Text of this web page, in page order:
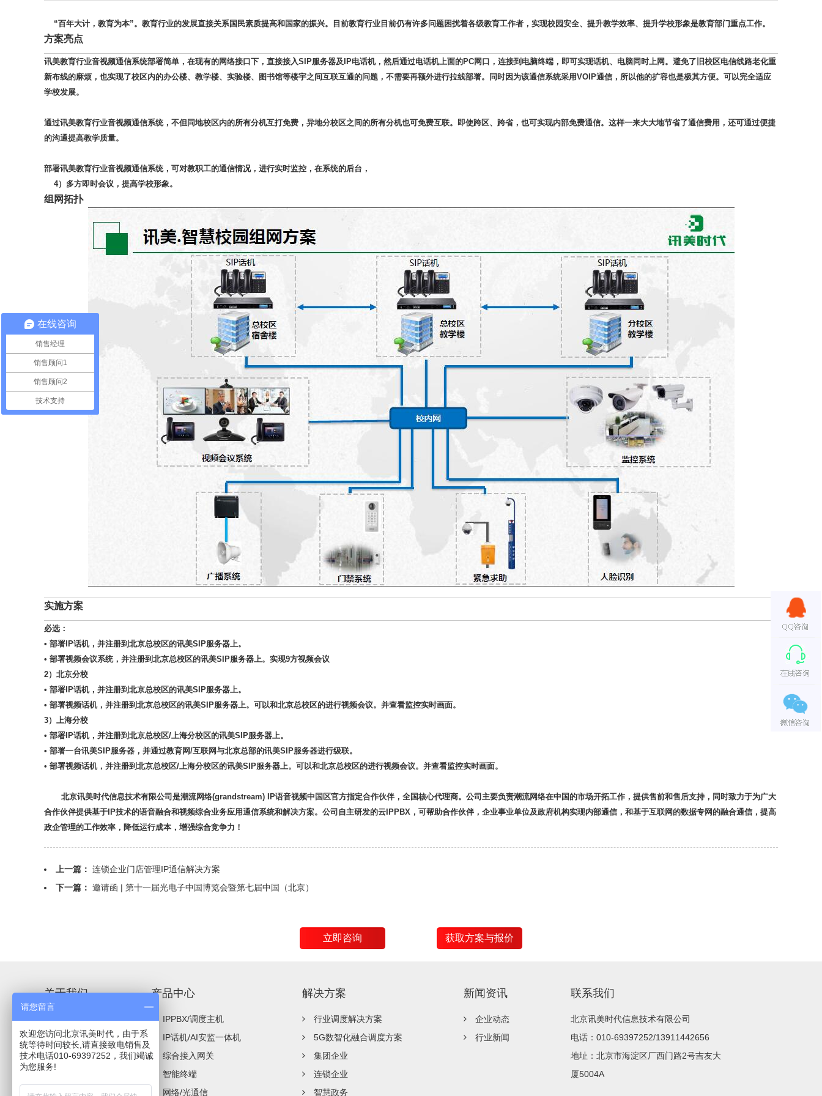
“百年大计，教育为本”。教育行业的发展直接关系国民素质提高和国家的振兴。目前教育行业目前仍有许多问题困扰着各级教育工作者，实现校园安全、提升教学效率、提升学校形象是教育部门重点工作。
方案亮点
讯美教育行业音视频通信系统部署简单，在现有的网络接口下，直接接入SIP服务器及IP电话机，然后通过电话机上面的PC网口，连接到电脑终端，即可实现话机、电脑同时上网。避免了旧校区电信线路老化重
新布线的麻烦，也实现了校区内的办公楼、教学楼、实验楼、图书馆等楼宇之间互联互通的问题，不需要再额外进行拉线部署。同时因为该通信系统采用VOIP通信，所以他的扩容也是极其方便。可以完全适应
学校发展。
通过讯美教育行业音视频通信系统，不但同地校区内的所有分机互打免费，异地分校区之间的所有分机也可免费互联。即使跨区、跨省，也可实现内部免费通信。这样一来大大地节省了通信费用，还可通过便捷
的沟通提高教学质量。
部署讯美教育行业音视频通信系统，可对教职工的通信情况，进行实时监控，在系统的后台，
4）多方即时会议，提高学校形象。
组网拓扑
实施方案
必选：
• 部署IP话机，并注册到北京总校区的讯美SIP服务器上。
• 部署视频会议系统，并注册到北京总校区的讯美SIP服务器上。实现9方视频会议
2）北京分校
• 部署IP话机，并注册到北京总校区的讯美SIP服务器上。
• 部署视频话机，并注册到北京总校区的讯美SIP服务器上。可以和北京总校区的进行视频会议。并查看监控实时画面。
3）上海分校
• 部署IP话机，并注册到北京总校区/上海分校区的讯美SIP服务器上。
• 部署一台讯美SIP服务器，并通过教育网/互联网与北京总部的讯美SIP服务器进行级联。
• 部署视频话机，并注册到北京总校区/上海分校区的讯美SIP服务器上。可以和北京总校区的进行视频会议。并查看监控实时画面。
北京讯美时代信息技术有限公司是潮流网络(grandstream) IP语音视频中国区官方指定合作伙伴，全国核心代理商。公司主要负责潮流网络在中国的市场开拓工作，提供售前和售后支持，同时致力于为广大
合作伙伴提供基于IP技术的语音融合和视频综合业务应用通信系统和解决方案。公司自主研发的云IPPBX，可帮助合作伙伴，企业事业单位及政府机构实现内部通信，和基于互联网的数据专网的融合通信，提高
政企管理的工作效率，降低运行成本，增强综合竞争力！
上一篇： 连锁企业门店管理IP通信解决方案
下一篇： 邀请函 | 第十一届光电子中国博览会暨第七届中国（北京）
立即咨询 获取方案与报价
关于我们
公司简介
企业文化
人才招聘
产品中心
IPPBX/调度主机
IP话机/AI安监一体机
综合接入网关
智能终端
网络/光通信
解决方案
行业调度解决方案
5G数智化融合调度方案
集团企业
连锁企业
智慧政务
新闻资讯
企业动态
行业新闻
联系我们
北京讯美时代信息技术有限公司
电话：010-69397252/13911442656
地址：北京市海淀区厂西门路2号吉友大
厦5004A
在线咨询
销售经理
销售顾问1
销售顾问2
技术支持
请您留言
欢迎您访问北京讯美时代，由于系
统等待时间较长,请直接致电销售及
技术电话010-69397252，我们竭诚
为您服务!